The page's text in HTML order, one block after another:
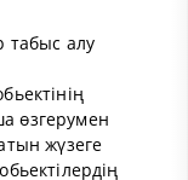
табыс алу
өзгерумен
жүзеге